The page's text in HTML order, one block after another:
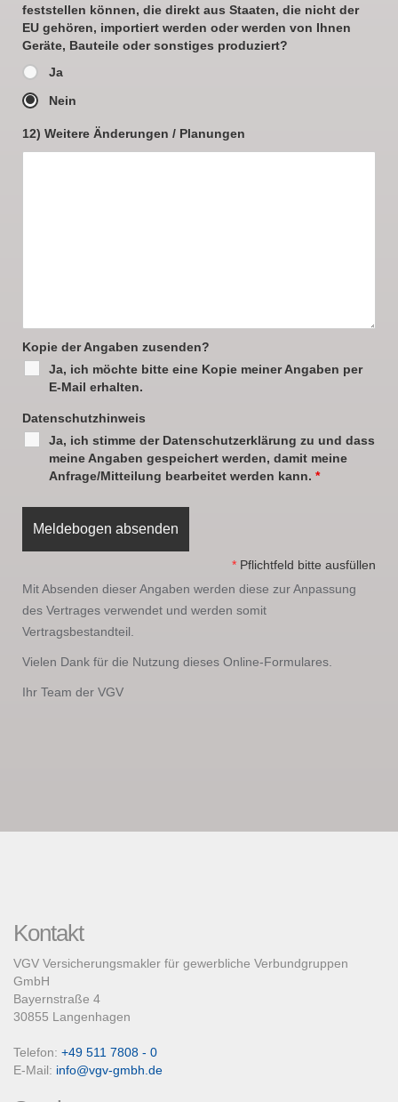
feststellen können, die direkt aus Staaten, die nicht der
EU gehören, importiert werden oder werden von Ihnen
Geräte, Bauteile oder sonstiges produziert?
Ja
Nein
12) Weitere Änderungen / Planungen
Kopie der Angaben zusenden?
Ja, ich möchte bitte eine Kopie meiner Angaben per
E-Mail erhalten.
Datenschutzhinweis
Ja, ich stimme der Datenschutzerklärung zu und dass
meine Angaben gespeichert werden, damit meine
Anfrage/Mitteilung bearbeitet werden kann. *
* Pflichtfeld bitte ausfüllen
Mit Absenden dieser Angaben werden diese zur Anpassung
des Vertrages verwendet und werden somit
Vertragsbestandteil.
Vielen Dank für die Nutzung dieses Online-Formulares.
Ihr Team der VGV
Kontakt
VGV Versicherungsmakler für gewerbliche Verbundgruppen
GmbH
Bayernstraße 4
30855 Langenhagen
Telefon: +49 511 7808 - 0
E-Mail: info@vgv-gmbh.de